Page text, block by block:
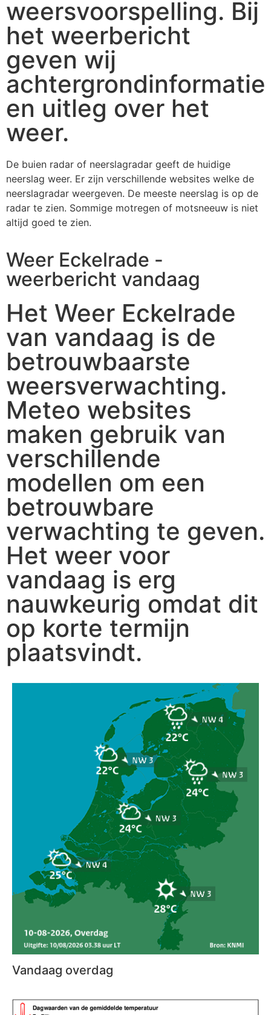
weersvoorspelling. Bij
het weerbericht
geven wij
achtergrondinformatie
en uitleg over het
weer.
De buien radar of neerslagradar geeft de huidige
neerslag weer. Er zijn verschillende websites welke de
neerslagradar weergeven. De meeste neerslag is op de
radar te zien. Sommige motregen of motsneeuw is niet
altijd goed te zien.
Weer Eckelrade -
weerbericht vandaag
Het Weer Eckelrade
van vandaag is de
betrouwbaarste
weersverwachting.
Meteo websites
maken gebruik van
verschillende
modellen om een
betrouwbare
verwachting te geven.
Het weer voor
vandaag is erg
nauwkeurig omdat dit
op korte termijn
plaatsvindt.
Vandaag overdag